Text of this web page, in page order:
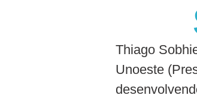
Thiago
Unoeste